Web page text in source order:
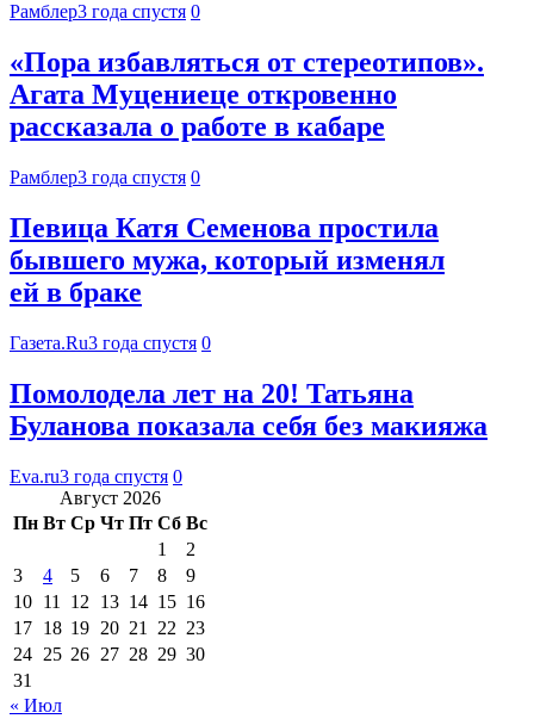
Рамблер3 года спустя 0
«Пора избавляться от стереотипов».
Агата Муцениеце откровенно
рассказала о работе в кабаре
Рамблер3 года спустя 0
Певица Катя Семенова простила
бывшего мужа, который изменял
ей в браке
Газета.Ru3 года спустя 0
Помолодела лет на 20! Татьяна
Буланова показала себя без макияжа
Eva.ru3 года спустя 0
Август 2026
Пн Вт Ср Чт Пт Сб Вс
1
2
3
4 5 6 7 8
9
10 11 12 13 14 15 16
17 18 19 20 21 22 23
24 25 26 27 28 29 30
31
« Июл